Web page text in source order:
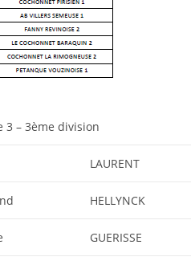
3 – 3ème division
LAURENT
HELLYNCK
GUERISSE